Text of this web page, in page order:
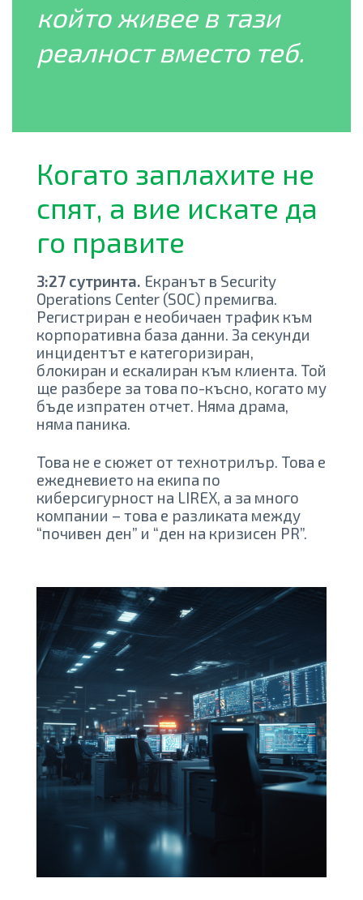
който живее в тази
реалност вместо теб.
Когато заплахите не
спят, а вие искате да
го правите
3:27 сутринта. Екранът в Security
Operations Center (SOC) премигва.
Регистриран е необичаен трафик към
корпоративна база данни. За секунди
инцидентът е категоризиран,
блокиран и ескалиран към клиента. Той
ще разбере за това по-късно, когато му
бъде изпратен отчет. Няма драма,
няма паника.
Това не е сюжет от технотрилър. Това е
ежедневието на екипа по
киберсигурност на LIREX, а за много
компании – това е разликата между
“почивен ден” и “ден на кризисен PR”.